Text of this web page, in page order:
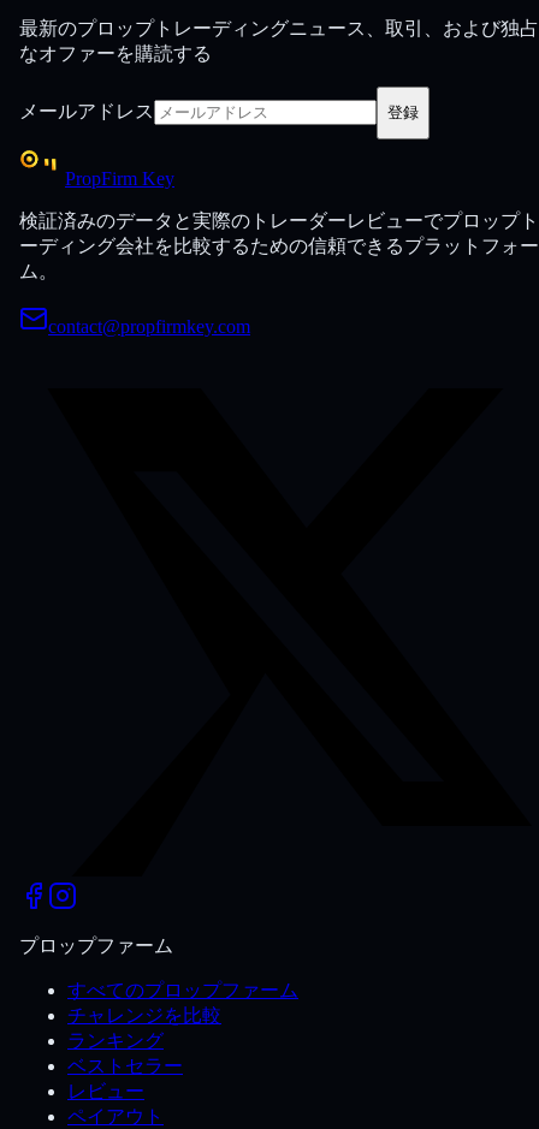
最新のプロップトレーディングニュース、取引、および独
なオファーを購読する
メールアドレス 登録
PropFirm Key
検証済みのデータと実際のトレーダーレビューでプロップ
ーディング会社を比較するための信頼できるプラットフォー
ム。
contact@propfirmkey.com
プロップファーム
すべてのプロップファーム
チャレンジを比較
ランキング
ベストセラー
レビュー
ペイアウト